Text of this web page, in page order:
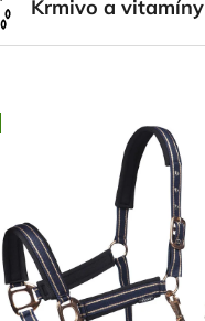
Krmivo a vitamíny